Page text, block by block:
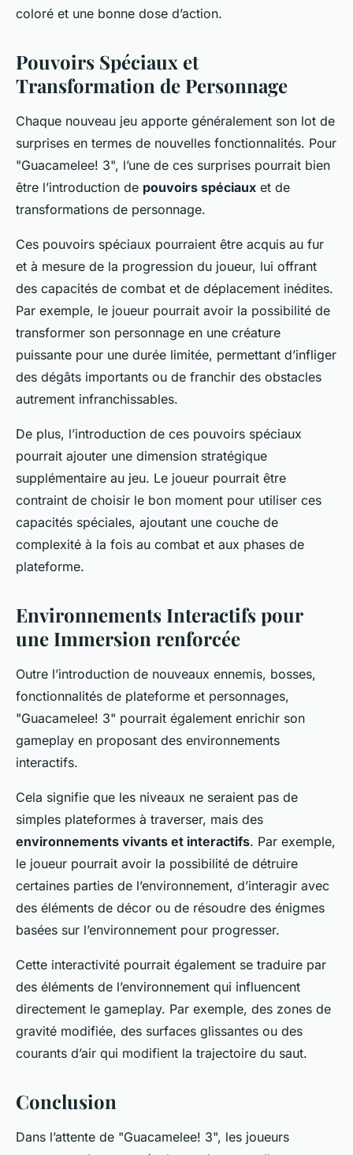
coloré et une bonne dose d’action.
Pouvoirs Spéciaux et
Transformation de Personnage
Chaque nouveau jeu apporte généralement son lot de
surprises en termes de nouvelles fonctionnalités. Pour
"Guacamelee! 3", l’une de ces surprises pourrait bien
être l’introduction de pouvoirs spéciaux et de
transformations de personnage.
Ces pouvoirs spéciaux pourraient être acquis au fur
et à mesure de la progression du joueur, lui offrant
des capacités de combat et de déplacement inédites.
Par exemple, le joueur pourrait avoir la possibilité de
transformer son personnage en une créature
puissante pour une durée limitée, permettant d’infliger
des dégâts importants ou de franchir des obstacles
autrement infranchissables.
De plus, l’introduction de ces pouvoirs spéciaux
pourrait ajouter une dimension stratégique
supplémentaire au jeu. Le joueur pourrait être
contraint de choisir le bon moment pour utiliser ces
capacités spéciales, ajoutant une couche de
complexité à la fois au combat et aux phases de
plateforme.
Environnements Interactifs pour
une Immersion renforcée
Outre l’introduction de nouveaux ennemis, bosses,
fonctionnalités de plateforme et personnages,
"Guacamelee! 3" pourrait également enrichir son
gameplay en proposant des environnements
interactifs.
Cela signifie que les niveaux ne seraient pas de
simples plateformes à traverser, mais des
environnements vivants et interactifs. Par exemple,
le joueur pourrait avoir la possibilité de détruire
certaines parties de l’environnement, d’interagir avec
des éléments de décor ou de résoudre des énigmes
basées sur l’environnement pour progresser.
Cette interactivité pourrait également se traduire par
des éléments de l’environnement qui influencent
directement le gameplay. Par exemple, des zones de
gravité modifiée, des surfaces glissantes ou des
courants d’air qui modifient la trajectoire du saut.
Conclusion
Dans l’attente de "Guacamelee! 3", les joueurs